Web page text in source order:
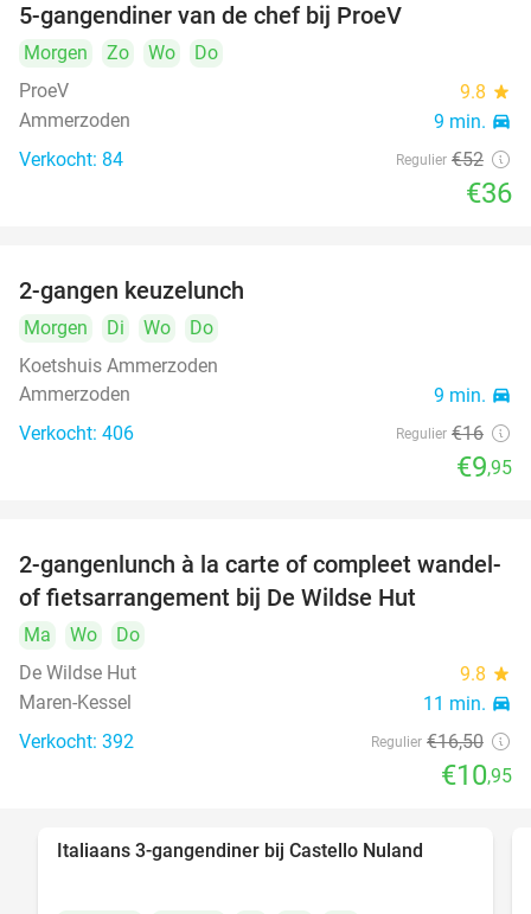
5-gangendiner van de chef bij ProeV
Morgen Zo Wo
Do
ProeV
9.8 star
Ammerzoden 9 min. directions_car
Verkocht: 84 Regulier €52
€36
2-gangen keuzelunch
Morgen Di Wo
Do
Koetshuis Ammerzoden
Ammerzoden
9 min. directions_car
Verkocht: 406 Regulier €16
€9,95
34%
2-gangenlunch à la carte of compleet wandel-
of fietsarrangement bij De Wildse Hut
Ma Wo
Do
De Wildse Hut
9.8 star
Maren-Kessel 11 min. directions_car
Verkocht: 392 Regulier €16,50
€10,95
Italiaans 3-gangendiner bij Castello Nuland